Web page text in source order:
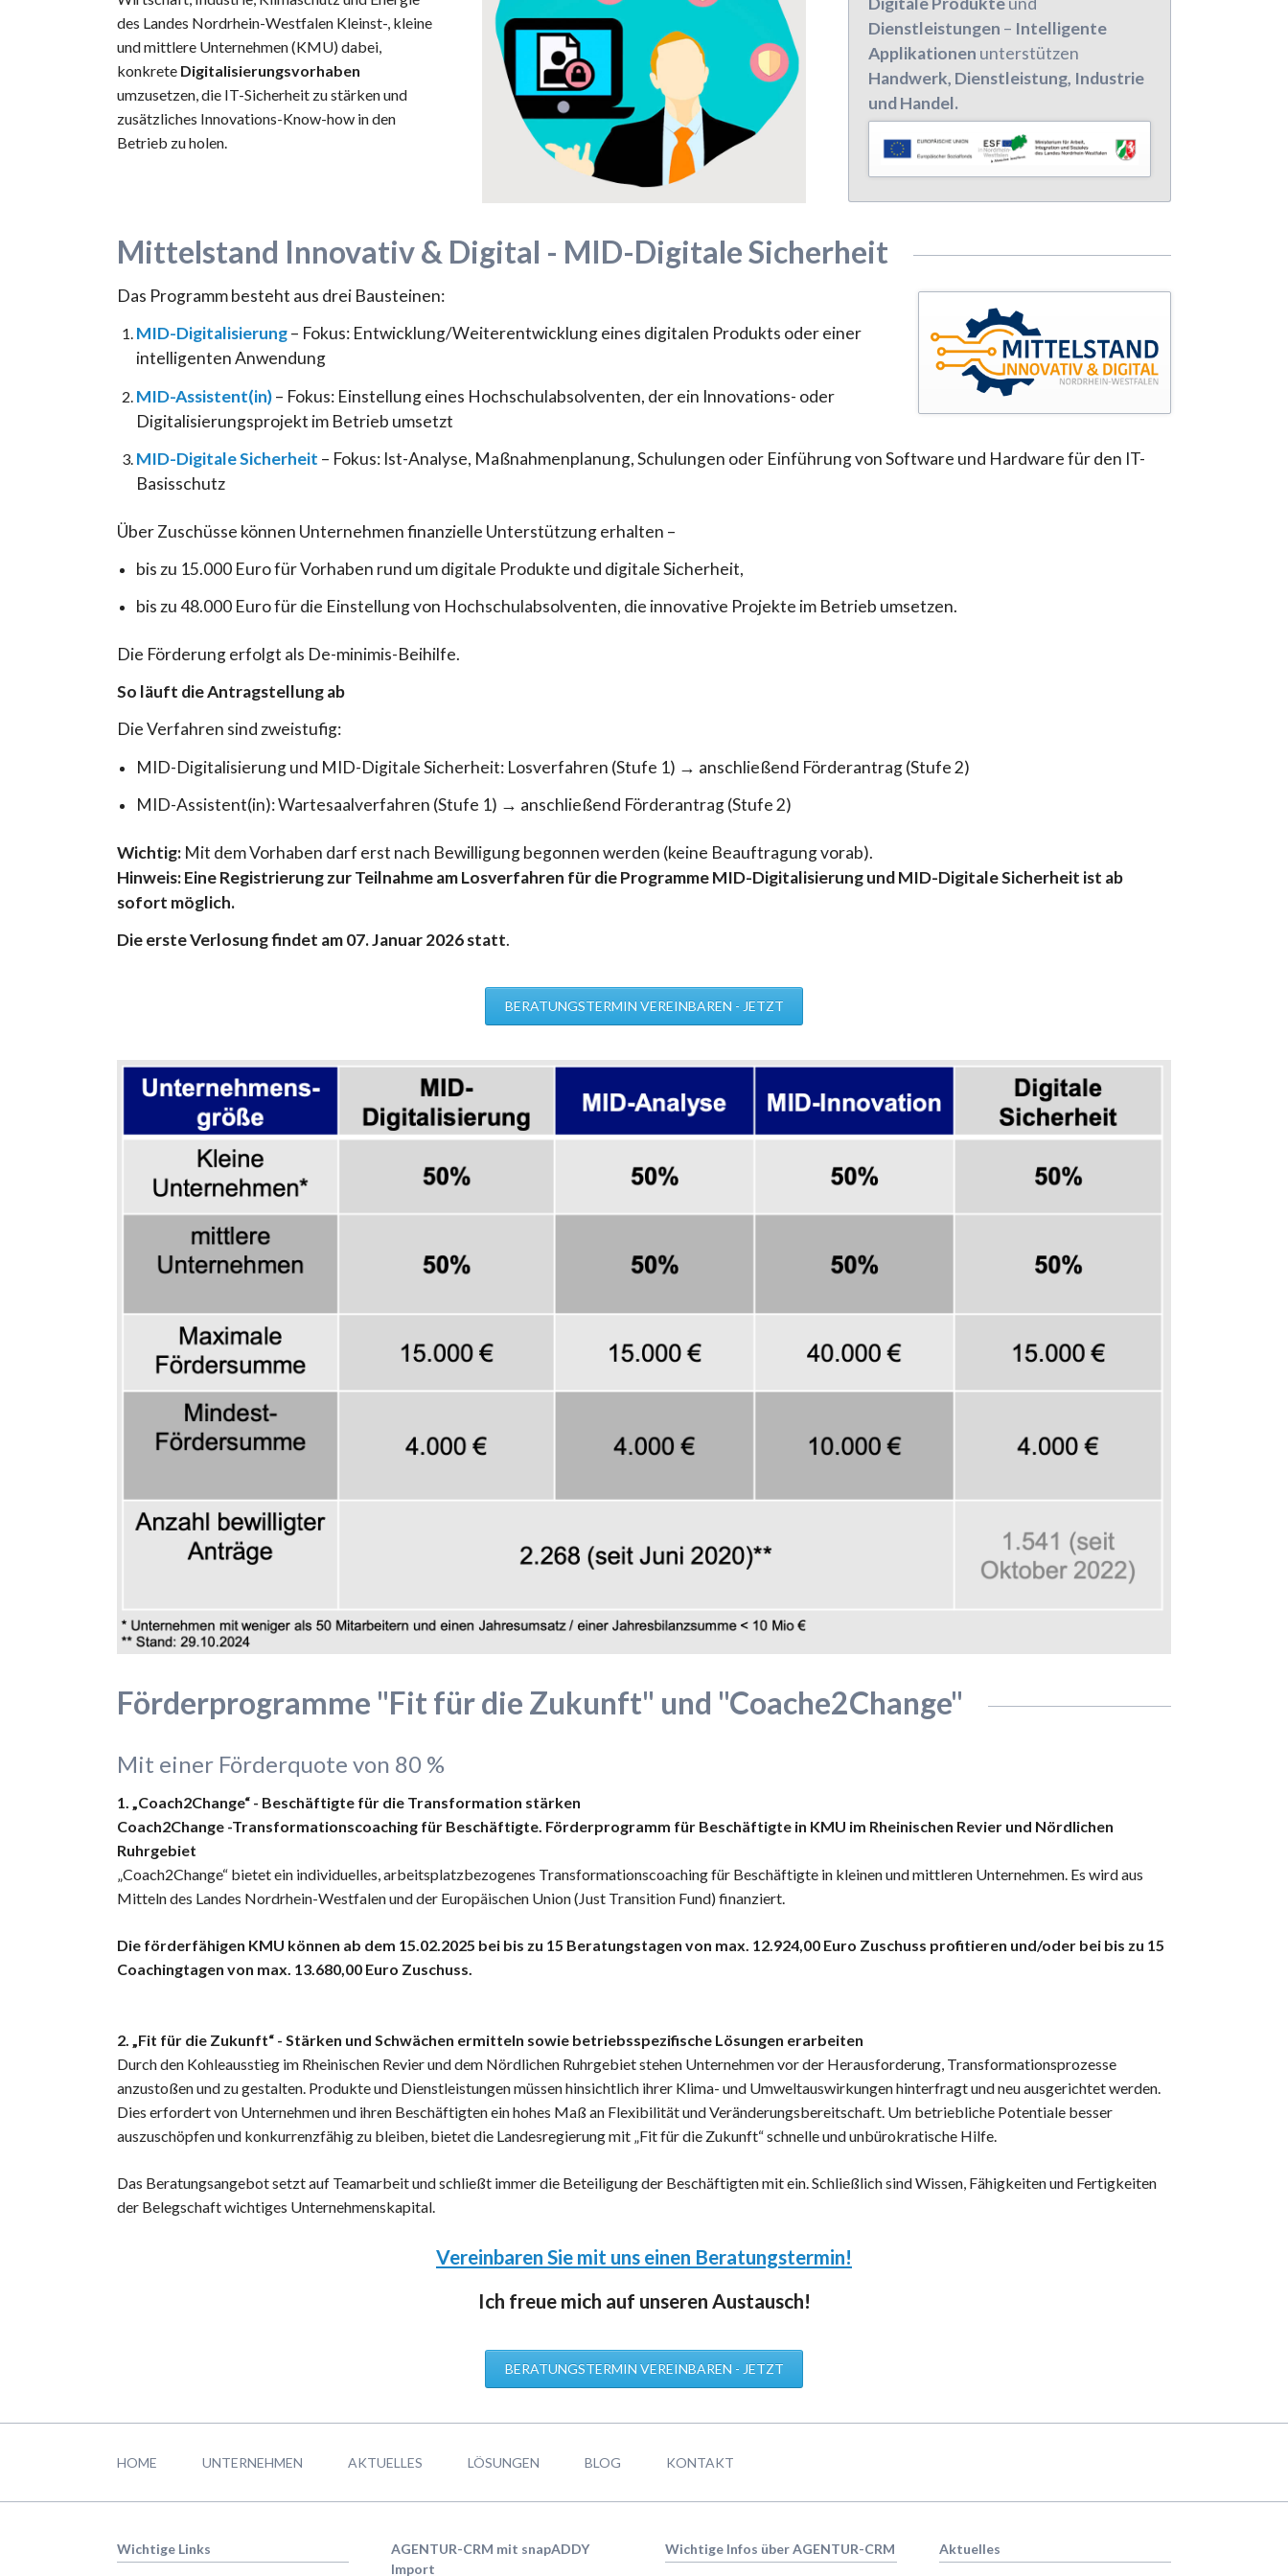
des Landes Nordrhein-Westfalen Kleinst-, kleine
und mittlere Unternehmen (KMU) dabei,
konkrete Digitalisierungsvorhaben
umzusetzen, die IT-Sicherheit zu stärken und
zusätzliches Innovations-Know-how in den
Betrieb zu holen.
Dienstleistungen – Intelligente
Applikationen unterstützen
Handwerk, Dienstleistung, Industrie
und Handel.
Mittelstand Innovativ & Digital - MID-Digitale Sicherheit
Das Programm besteht aus drei Bausteinen:
MID-Digitalisierung– Fokus: Entwicklung/Weiterentwicklung eines digitalen Produkts oder einer
intelligenten Anwendung
MID-Assistent(in)– Fokus: Einstellung eines Hochschulabsolventen, der ein Innovations- oder
Digitalisierungsprojekt im Betrieb umsetzt
MID-Digitale Sicherheit – Fokus: Ist-Analyse, Maßnahmenplanung, Schulungen oder Einführung von Software und Hardware für den IT-
Basisschutz
Über Zuschüsse können Unternehmen finanzielle Unterstützung erhalten –
bis zu 15.000 Euro für Vorhaben rund um digitale Produkte und digitale Sicherheit,
bis zu 48.000 Euro für die Einstellung von Hochschulabsolventen, die innovative Projekte im Betrieb umsetzen.
Die Förderung erfolgt als De-minimis-Beihilfe.
So läuft die Antragstellung ab
Die Verfahren sind zweistufig:
MID-Digitalisierung und MID-Digitale Sicherheit: Losverfahren (Stufe 1) → anschließend Förderantrag (Stufe 2)
MID-Assistent(in): Wartesaalverfahren (Stufe 1) → anschließend Förderantrag (Stufe 2)
Wichtig: Mit dem Vorhaben darf erst nach Bewilligung begonnen werden (keine Beauftragung vorab).
Hinweis: Eine Registrierung zur Teilnahme am Losverfahren für die Programme MID-Digitalisierung und MID-Digitale Sicherheit ist ab
sofort möglich.
Die erste Verlosung findet am 07. Januar 2026 statt.
BERATUNGSTERMIN VEREINBAREN - JETZT
Förderprogramme "Fit für die Zukunft" und "Coache2Change"
Mit einer Förderquote von 80 %
1. „Coach2Change“ - Beschäftigte für die Transformation stärken
Coach2Change -Transformationscoaching für Beschäftigte. Förderprogramm für Beschäftigte in KMU im Rheinischen Revier und Nördlichen
Ruhrgebiet
„Coach2Change“ bietet ein individuelles, arbeitsplatzbezogenes Transformationscoaching für Beschäftigte in kleinen und mittleren Unternehmen. Es wird aus
Mitteln des Landes Nordrhein-Westfalen und der Europäischen Union (Just Transition Fund) finanziert.
Die förderfähigen KMU können ab dem 15.02.2025 bei bis zu 15 Beratungstagen von max. 12.924,00 Euro Zuschuss profitieren und/oder bei bis zu 15
Coachingtagen von max. 13.680,00 Euro Zuschuss.
2. „Fit für die Zukunft“ - Stärken und Schwächen ermitteln sowie betriebsspezifische Lösungen erarbeiten
Durch den Kohleausstieg im Rheinischen Revier und dem Nördlichen Ruhrgebiet stehen Unternehmen vor der Herausforderung, Transformationsprozesse
anzustoßen und zu gestalten. Produkte und Dienstleistungen müssen hinsichtlich ihrer Klima- und Umweltauswirkungen hinterfragt und neu ausgerichtet werden.
Dies erfordert von Unternehmen und ihren Beschäftigten ein hohes Maß an Flexibilität und Veränderungsbereitschaft. Um betriebliche Potentiale besser
auszuschöpfen und konkurrenzfähig zu bleiben, bietet die Landesregierung mit „Fit für die Zukunft“ schnelle und unbürokratische Hilfe.
Das Beratungsangebot setzt auf Teamarbeit und schließt immer die Beteiligung der Beschäftigten mit ein. Schließlich sind Wissen, Fähigkeiten und Fertigkeiten
der Belegschaft wichtiges Unternehmenskapital.
Vereinbaren Sie mit uns einen Beratungstermin!
Ich freue mich auf unseren Austausch!
BERATUNGSTERMIN VEREINBAREN - JETZT
HOME UNTERNEHMEN AKTUELLES LÖSUNGEN BLOG KONTAKT
Wichtige Links
AGENTUR-CRM mit snapADDY
Import
Wichtige Infos über AGENTUR-CRM Aktuelles